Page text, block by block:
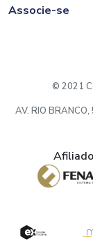
Associe-se
© 2021
AV. RIO